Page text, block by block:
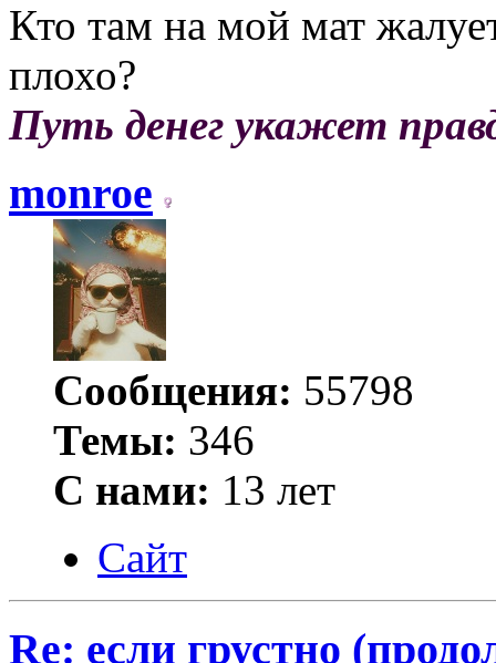
Кто там на мой мат
плохо?
Путь денег укажет
monroe
Сообщения: 55798
Темы: 346
С нами: 13 лет
Сайт
Re: если грустно